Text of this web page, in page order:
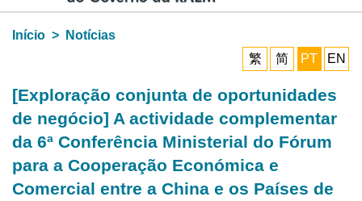
Índice
Início
Notícias
繁
简 PT EN
[Exploração conjunta de oportunidades
de negócio] A actividade complementar
da 6ª Conferência Ministerial do Fórum
para a Cooperação Económica e
Comercial entre a China e os Países de